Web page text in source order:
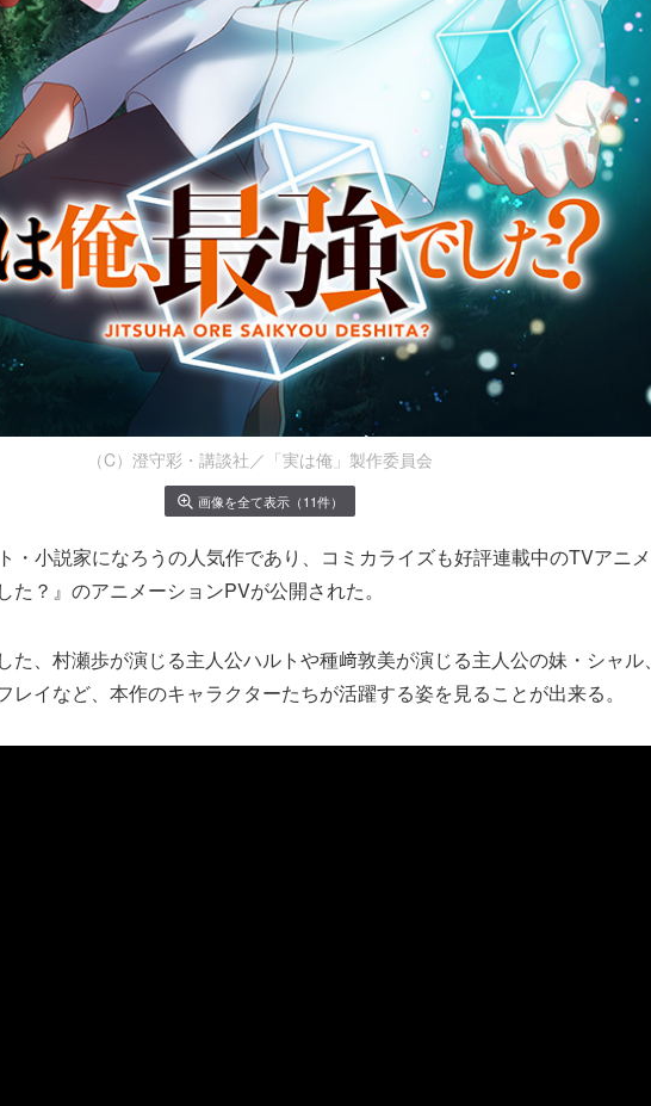
（C）澄守彩・講談社／「実は俺」製作委員会
画像を全て表示（11件）
・⼩説家になろうの⼈気作であり、コミカライズも好評連載中のTVアニメ
た？』のアニメーションPVが公開された。
た、村瀬歩が演じる主⼈公ハルトや種﨑敦美が演じる主⼈公の妹・シャル、
レイなど、本作のキャラクターたちが活躍する姿を見ることが出来る。